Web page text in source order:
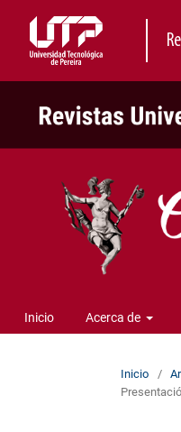
Inicio Acerca de
Inicio /